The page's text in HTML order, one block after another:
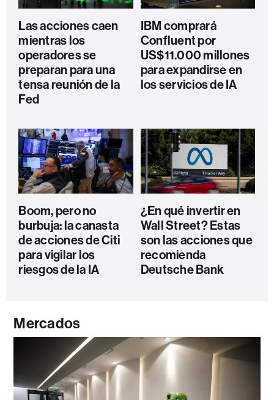
Las acciones caen
mientras los
operadores se
preparan para una
tensa reunión de la
Fed
IBM comprará
Confluent por
US$11.000 millones
para expandirse en
los servicios de IA
Boom, pero no
burbuja: la canasta
de acciones de Citi
para vigilar los
riesgos de la IA
¿En qué invertir en
Wall Street? Estas
son las acciones que
recomienda
Deutsche Bank
Mercados